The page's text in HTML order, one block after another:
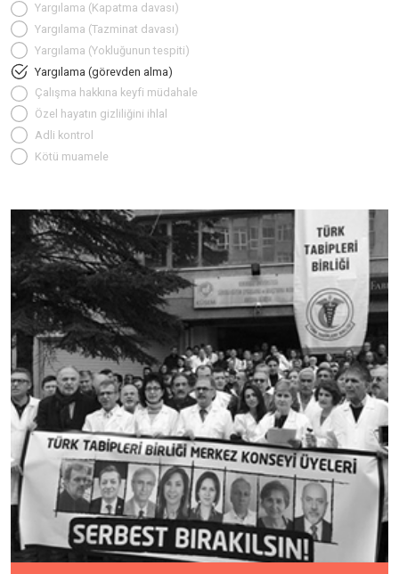
Yargılama (Kapatma davası)
Yargılama (Tazminat davası)
Yargılama (Yokluğunun tespiti)
Yargılama (görevden alma)
Çalışma hakkına keyfi müdahale
Özel hayatın gizliliğini ihlal
Adli kontrol
Kötü muamele